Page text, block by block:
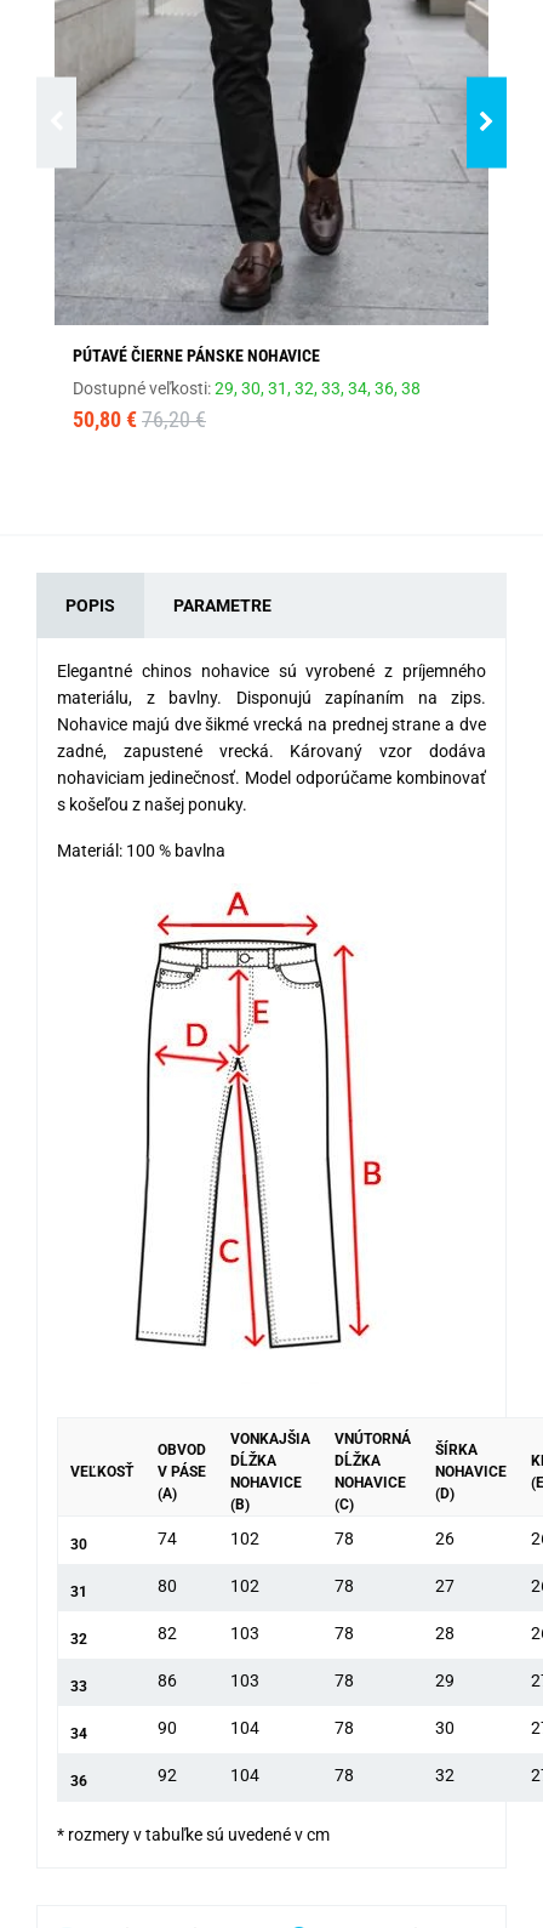
PÚTAVÉ ČIERNE PÁNSKE NOHAVICE
Dostupné veľkosti:29,30,31,32,33,34,36,38
50,80 € 76,20 €
POPIS PARAMETRE
Elegantné chinos nohavice sú vyrobené z príjemného
materiálu, z bavlny. Disponujú zapínaním na zips.
Nohavice majú dve šikmé vrecká na prednej strane a dve
zadné, zapustené vrecká. Károvaný vzor dodáva
nohaviciam jedinečnosť. Model odporúčame kombinovať
s košeľou z našej ponuky.
Materiál: 100 % bavlna
VEĽKOSŤ
OBVOD
V PÁSE
(A)
VONKAJŠIA
DĹŽKA
NOHAVICE
(B)
VNÚTORNÁ
DĹŽKA
NOHAVICE
(C)
ŠÍRKA
NOHAVICE
(D)
30 74 102 78 26
31 80 102 78 27
32 82 103 78 28
33 86 103 78 29
34 90 104 78 30
36 92 104 78 32
* rozmery v tabuľke sú uvedené v cm